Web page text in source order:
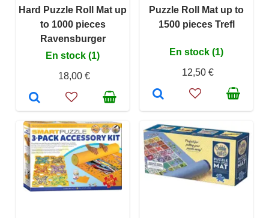
Hard Puzzle Roll Mat up
to 1000 pieces
Ravensburger
En stock (1)
18,00 €
Puzzle Roll Mat up to
1500 pieces Trefl
En stock (1)
12,50 €